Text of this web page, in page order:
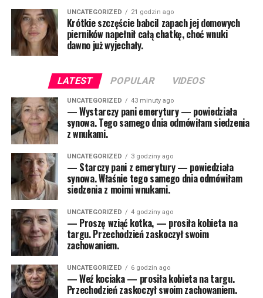
UNCATEGORIZED 21 godzin ago
Krótkie szczęście babciI zapach jej domowych
pierników napełnił całą chatkę, choć wnuki
dawno już wyjechały.
LATEST POPULAR VIDEOS
UNCATEGORIZED 43 minuty ago
— Wystarczy pani emerytury — powiedziała
synowa. Tego samego dnia odmówiłam siedzenia
z wnukami.
UNCATEGORIZED 3 godziny ago
— Starczy pani z emerytury — powiedziała
synowa. Właśnie tego samego dnia odmówiłam
siedzenia z moimi wnukami.
UNCATEGORIZED 4 godziny ago
— Proszę wziąć kotka, — prosiła kobieta na
targu. Przechodzień zaskoczył swoim
zachowaniem.
UNCATEGORIZED 6 godzin ago
— Weź kociaka — prosiła kobieta na targu.
Przechodzień zaskoczył swoim zachowaniem.